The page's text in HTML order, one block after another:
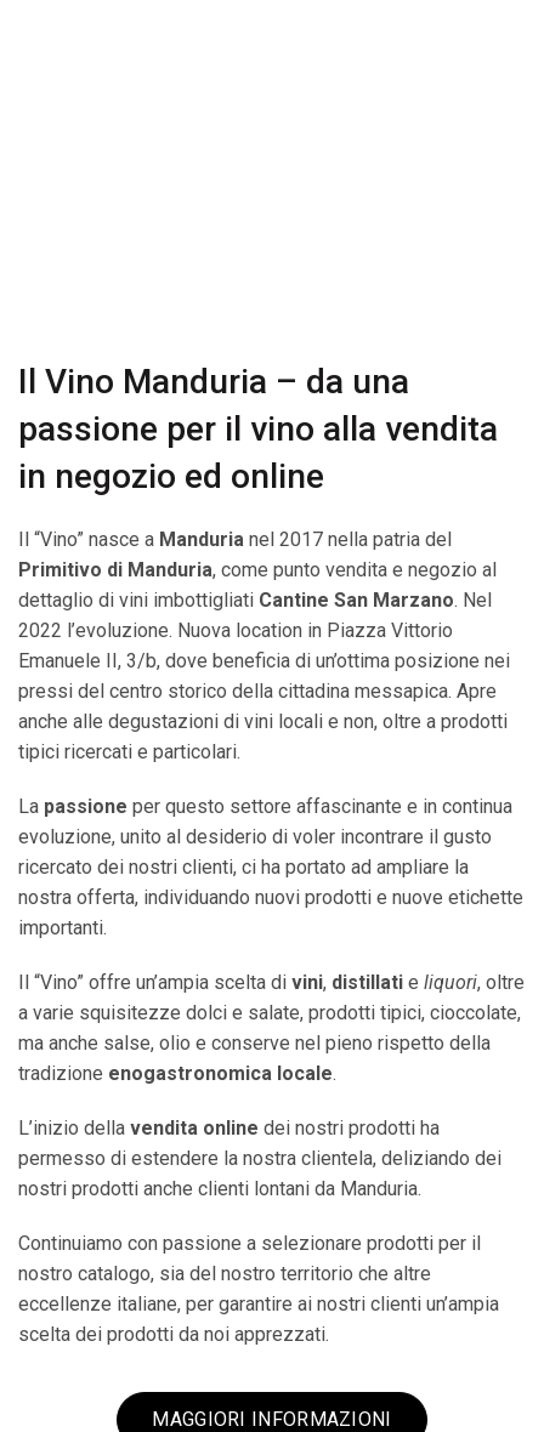
Il Vino Manduria – da una
passione per il vino alla vendita
in negozio ed online
Il “Vino” nasce a Manduria nel 2017 nella patria del
Primitivo di Manduria, come punto vendita e negozio al
dettaglio di vini imbottigliati Cantine San Marzano. Nel
2022 l’evoluzione. Nuova location in Piazza Vittorio
Emanuele II, 3/b, dove beneficia di un’ottima posizione nei
pressi del centro storico della cittadina messapica. Apre
anche alle degustazioni di vini locali e non, oltre a prodotti
tipici ricercati e particolari.
La passione per questo settore affascinante e in continua
evoluzione, unito al desiderio di voler incontrare il gusto
ricercato dei nostri clienti, ci ha portato ad ampliare la
nostra offerta, individuando nuovi prodotti e nuove etichette
importanti.
Il “Vino” offre un’ampia scelta di vini, distillati e liquori, oltre
a varie squisitezze dolci e salate, prodotti tipici, cioccolate,
ma anche salse, olio e conserve nel pieno rispetto della
tradizione enogastronomica locale.
L’inizio della vendita online dei nostri prodotti ha
permesso di estendere la nostra clientela, deliziando dei
nostri prodotti anche clienti lontani da Manduria.
Continuiamo con passione a selezionare prodotti per il
nostro catalogo, sia del nostro territorio che altre
eccellenze italiane, per garantire ai nostri clienti un’ampia
scelta dei prodotti da noi apprezzati.
MAGGIORI INFORMAZIONI